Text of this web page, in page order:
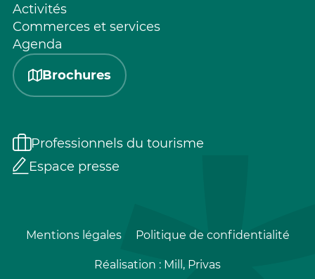
Activités
Commerces et services
Agenda
Brochures
Professionnels du tourisme
Espace presse
Mentions légales Politique de confidentialité
Réalisation : Mill, Privas